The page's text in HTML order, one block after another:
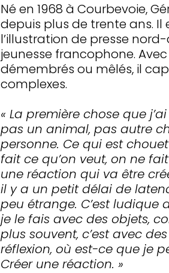
Né en 1968 à Courbevoie,
depuis plus de trente ans.
l’illustration de presse
jeunesse francophone.
démembrés ou mêlés, il
complexes.
« La première chose que
pas un animal, pas autre
personne. Ce qui est
fait ce qu’on veut, on ne
une réaction qui va être
il y a un petit délai de
peu étrange. C’est ludique
je le fais avec des objets,
plus souvent, c’est avec
réflexion, où est-ce que je
Créer une réaction. »